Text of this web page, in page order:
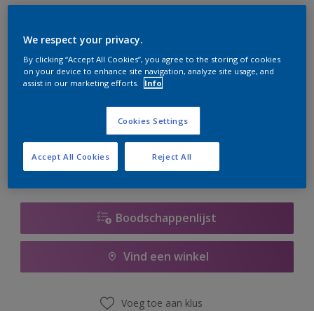
er hard aan om de voorraad aan te vullen.
Boodschappenlijst
Vind een winkel
Voeg toe aan klus
We respect your privacy.
By clicking “Accept All Cookies”, you agree to the storing of cookies
on your device to enhance site navigation, analyze site usage, and
assist in our marketing efforts.
Info
Cookies Settings
Reject All
Accept All Cookies